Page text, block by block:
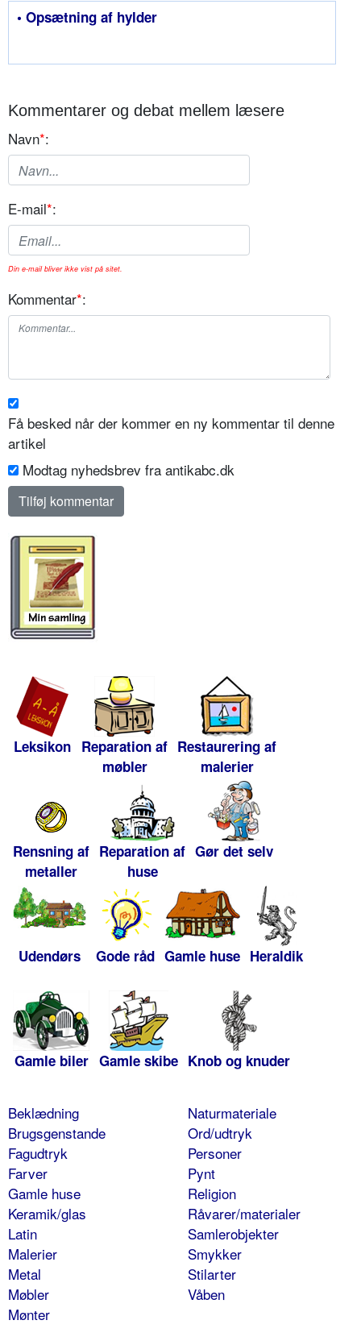
• Opsætning af hylder
Kommentarer og debat mellem læsere
Navn*:
E-mail*:
Din e-mail bliver ikke vist på sitet.
Kommentar*:
Få besked når der kommer en ny kommentar til denne
artikel
Modtag nyhedsbrev fra antikabc.dk
Leksikon Reparation af
møbler
Restaurering af
malerier
Rensning af
metaller
Reparation af
huse
Gør det selv
Udendørs Gode råd Gamle huse Heraldik
Gamle biler Gamle skibe Knob og knuder
Beklædning
Brugsgenstande
Fagudtryk
Farver
Gamle huse
Keramik/glas
Latin
Malerier
Metal
Møbler
Mønter
Naturmateriale
Ord/udtryk
Personer
Pynt
Religion
Råvarer/materialer
Samlerobjekter
Smykker
Stilarter
Våben